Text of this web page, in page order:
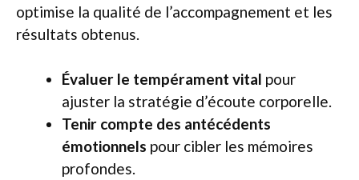
optimise la qualité de l’accompagnement et les
résultats obtenus.
Évaluer le tempérament vital pour
ajuster la stratégie d’écoute corporelle.
Tenir compte des antécédents
émotionnels pour cibler les mémoires
profondes.